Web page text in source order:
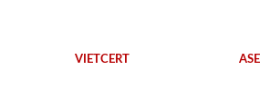
VIETCERT